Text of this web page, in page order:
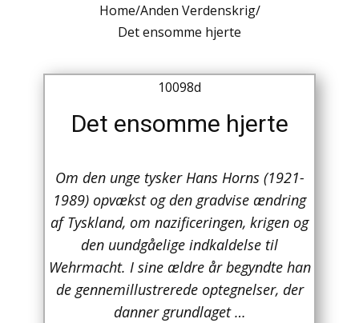
Amerika / USA
Antikke / Specielle Bøger
Antikviteter
Arkitektur
Asien
Australien
Biografier / Erindringer
Home/Anden Verdenskrig/
Det ensomme hjerte
10098d
Det ensomme hjerte
Om den unge tysker Hans Horns (1921-
1989) opvækst og den gradvise ændring
af Tyskland, om nazificeringen, krigen og
den uundgåelige indkaldelse til
Wehrmacht. I sine ældre år begyndte han
de gennemillustrerede optegnelser, der
danner grundlaget …